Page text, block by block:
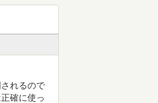
れるので
確に使っ